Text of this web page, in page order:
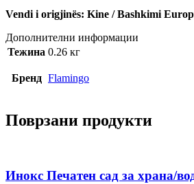
Vendi i origjinës: Kine / Bashkimi
Дополнителни информации
Тежина 0.26 кг
Бренд Flamingo
Поврзани продукти
Инокс Печатен сад за храна/